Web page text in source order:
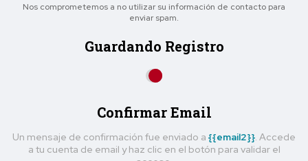
Nos comprometemos a no utilizar su información de contacto para
enviar spam.
Guardando Registro
Confirmar Email
Un mensaje de confirmación fue enviado a {{email2}} . Accede
a tu cuenta de email y haz clic en el botón para validar el